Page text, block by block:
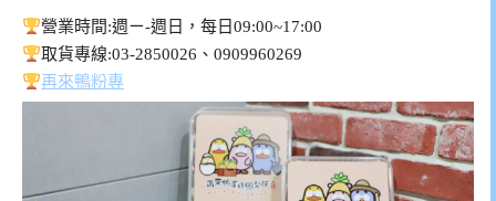
營業時間:週ㄧ-週日，每日09:00~17:00
取貨專線:03-2850026、0909960269
再來鴨粉專